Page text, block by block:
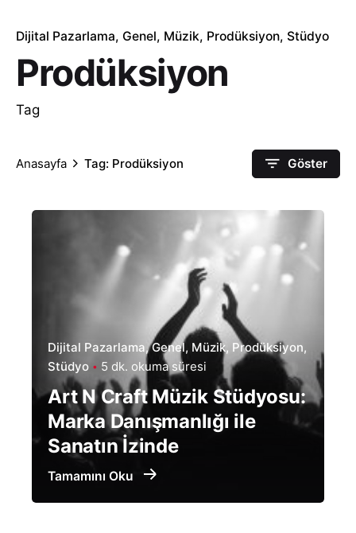
Dijital Pazarlama Genel Müzik Prodüksiyon Stüdyo
Prodüksiyon
Tag
Anasayfa Tag: Prodüksiyon Göster
Dijital Pazarlama Genel Müzik Prodüksiyon
Stüdyo
5 dk. okuma süresi
Art N Craft Müzik Stüdyosu:
Marka Danışmanlığı ile
Sanatın İzinde
Tamamını Oku